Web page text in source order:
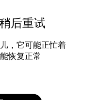
后重试
，它可能正忙着
恢复正常